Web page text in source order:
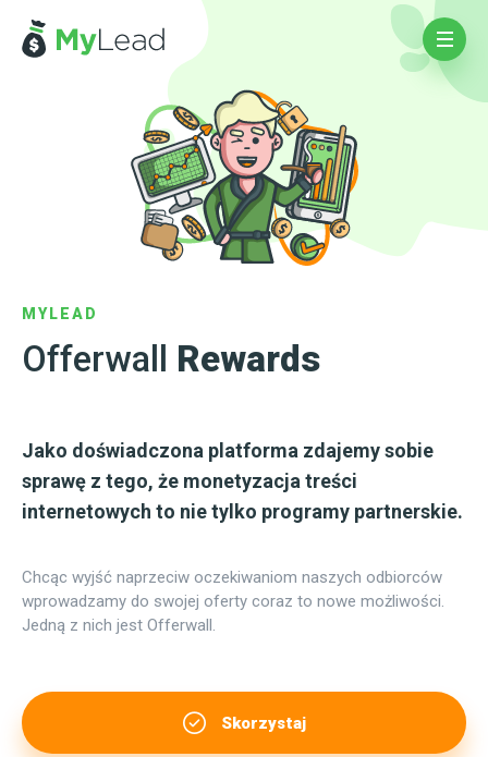
MYLEAD
Offerwall Rewards
Jako doświadczona platforma zdajemy sobie
sprawę z tego, że monetyzacja treści
internetowych to nie tylko programy partnerskie.
Chcąc wyjść naprzeciw oczekiwaniom naszych odbiorców
wprowadzamy do swojej oferty coraz to nowe możliwości.
Jedną z nich jest Offerwall.
Skorzystaj